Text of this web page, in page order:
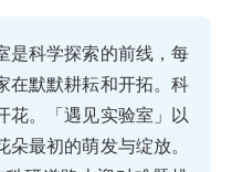
是科学探索的前线，每
在默默耕耘和开拓。科
花。「遇见实验室」以
最初的萌发与绽放。